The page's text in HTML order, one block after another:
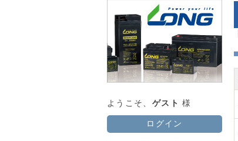
ようこそ、 ゲスト 様
ログイン